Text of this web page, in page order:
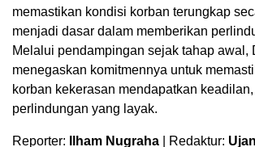
memastikan kondisi korban terungkap
menjadi dasar dalam memberikan
Melalui pendampingan sejak tahap awal,
menegaskan komitmennya untuk
korban kekerasan mendapatkan
perlindungan yang layak.
Reporter: Ilham Nugraha | Redaktur: